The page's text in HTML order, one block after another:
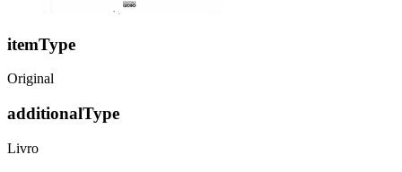
itemType
Original
additionalType
Livro